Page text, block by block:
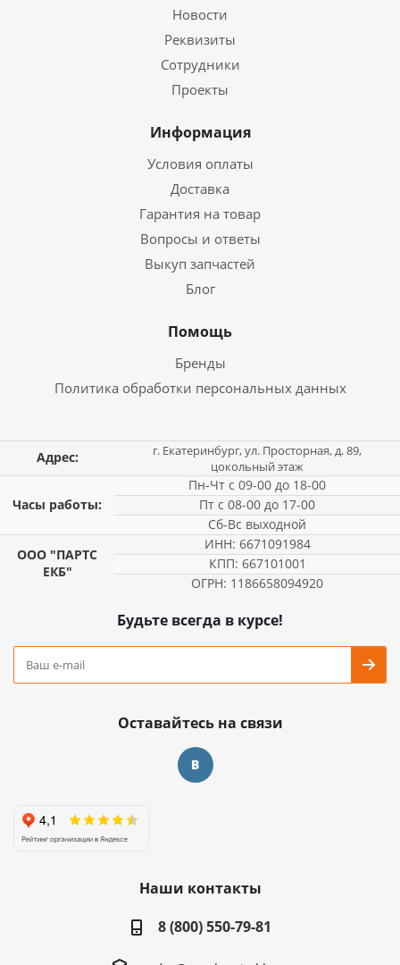
Новости
Реквизиты
Сотрудники
Проекты
Информация
Условия оплаты
Доставка
Гарантия на товар
Вопросы и ответы
Выкуп запчастей
Блог
Помощь
Бренды
Политика обработки персональных данных
Адрес:
г. Екатеринбург, ул. Просторная, д. 89,
цокольный этаж
Часы работы:
Пн-Чт с 09-00 до 18-00
Пт с 08-00 до 17-00
Сб-Вс выходной
ООО "ПАРТС
ЕКБ"
ИНН: 6671091984
КПП: 667101001
ОГРН: 1186658094920
Будьте всегда в курсе!
Оставайтесь на связи
Наши контакты
8 (800) 550-79-81